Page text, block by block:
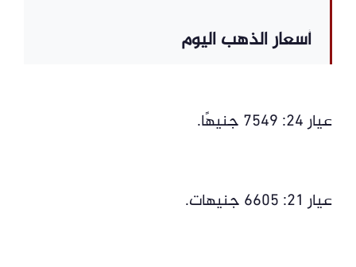
أسعار الذهب اليوم
عيار 24: 7549 جنيهًا.
عيار 21: 6605 جنيهات.